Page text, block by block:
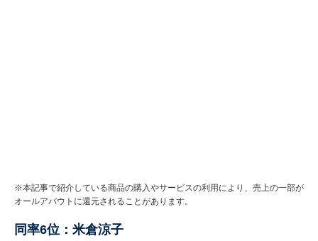
※本記事で紹介している商品の購入やサービスの利用により、売上の一部が
オールアバウトに還元されることがあります。
同率6位：米倉涼子